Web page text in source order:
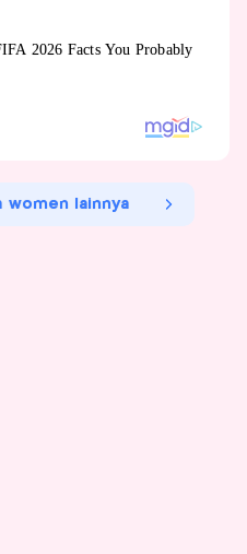
women lainnya